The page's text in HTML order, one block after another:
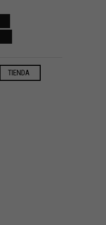
TIENDA